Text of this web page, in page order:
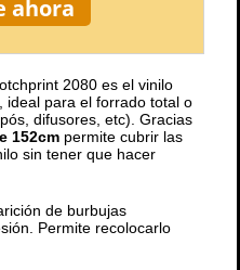
ahora
2080 es el vinilo
, ideal para el forrado total o
difusores, etc). Gracias
152cm permite cubrir las
sin tener que hacer
de burbujas
Permite recolocarlo